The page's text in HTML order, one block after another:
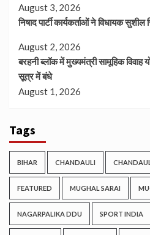
August 3, 2026
निषाद पार्टी कार्यकर्ताओं ने विधायक
August 2, 2026
बरहनी ब्लॉक में मुख्यमंत्री सामूहिक
सूत्र में बंधे
August 1, 2026
Tags
BIHAR CHANDAULI
FEATURED MUGHAL SARAI
NAGARPALIKA DDU SPORT INDIA